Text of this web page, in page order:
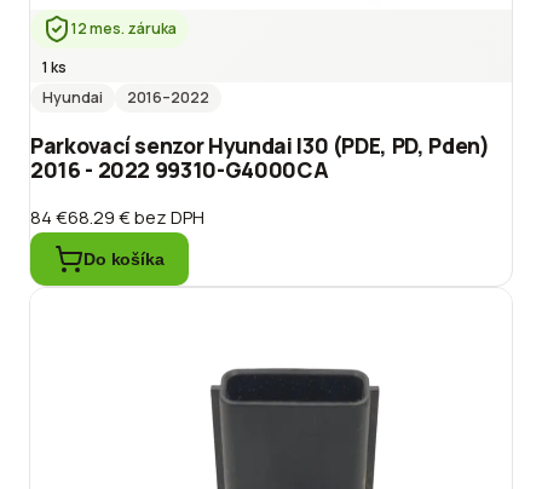
12 mes. záruka
1 ks
Hyundai
2016–2022
Parkovací senzor Hyundai I30 (PDE, PD, Pden)
2016 - 2022 99310-G4000CA
84 €68.29 €bez DPH
Do košíka